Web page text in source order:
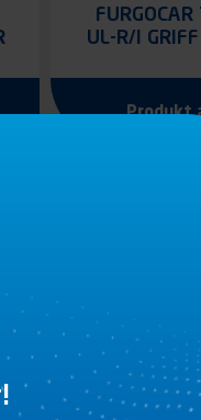
UL-R/I
Produkt